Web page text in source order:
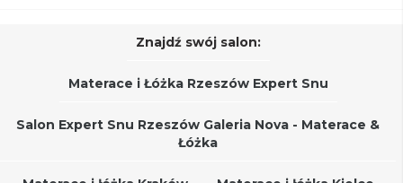
Znajdź swój salon:
Materace i Łóżka Rzeszów Expert Snu
Salon Expert Snu Rzeszów Galeria Nova - Materace &
Łóżka